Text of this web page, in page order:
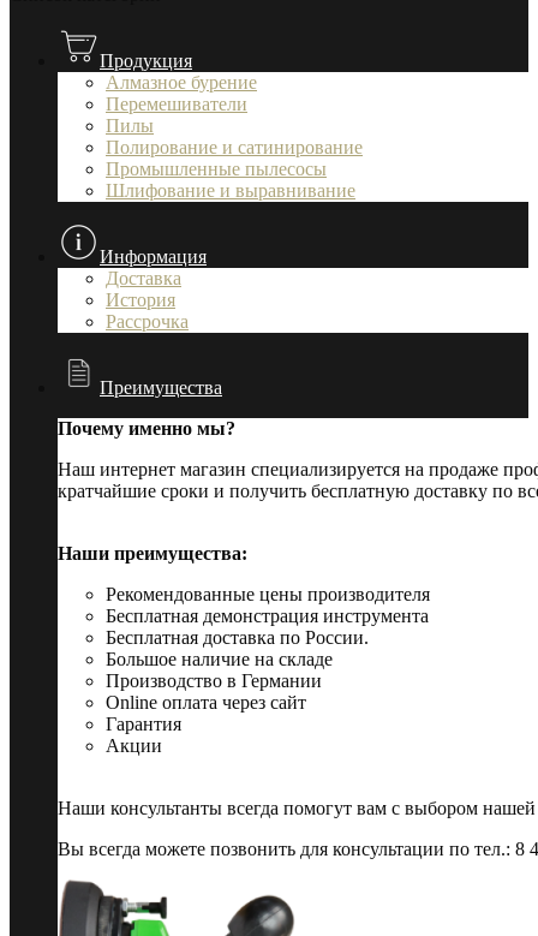
Продукция
Алмазное бурение
Перемешиватели
Пилы
Полирование и сатинирование
Промышленные пылесосы
Шлифование и выравнивание
Информация
Доставка
История
Рассрочка
Преимущества
Почему именно мы?
Наш интернет магазин специализируется на продаже
кратчайшие сроки и получить бесплатную доставку по
Наши преимущества:
Рекомендованные цены производителя
Бесплатная демонстрация инструмента
Бесплатная доставка по России.
Большое наличие на складе
Производство в Германии
Online оплата через сайт
Гарантия
Акции
Наши консультанты всегда помогут вам с выбором
Вы всегда можете позвонить для консультации по тел.: